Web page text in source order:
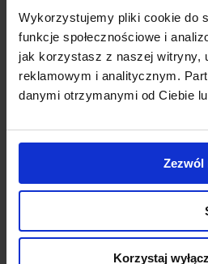
Wykorzystujemy pliki cookie do
funkcje społecznościowe i
jak korzystasz z naszej witryny,
reklamowym i analitycznym.
danymi otrzymanymi od Ciebie
Zezwól
Korzystaj
TAŚMA ZNAKUJĄCA – AMPERE